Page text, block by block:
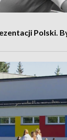
Polski.